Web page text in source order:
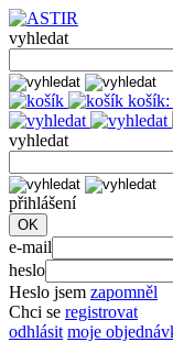
vyhledat
košík:
vyhledat
přihlášení
e-mail
heslo
Heslo jsem zapomněl
Chci se registrovat
odhlásit moje